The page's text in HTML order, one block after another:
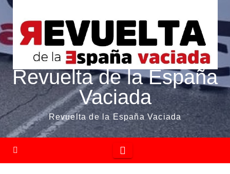
Revuelta de la España
Vaciada
Revuelta de la España Vaciada